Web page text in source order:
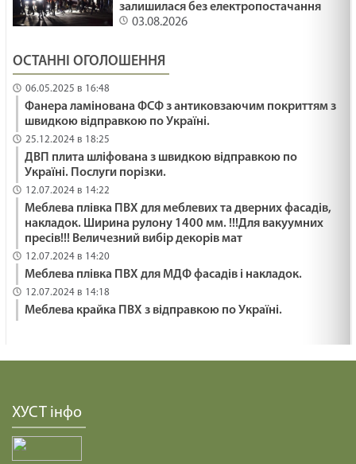
залишилася без електропостачання
03.08.2026
ОСТАННІ ОГОЛОШЕННЯ
06.05.2025 в 16:48
Фанера ламінована ФСФ з антиковзаючим покриттям з
швидкою відправкою по Україні.
25.12.2024 в 18:25
ДВП плита шліфована з швидкою відправкою по
Україні. Послуги порізки.
12.07.2024 в 14:22
Меблева плівка ПВХ для меблевих та дверних фасадів,
накладок. Ширина рулону 1400 мм. !!!Для вакуумних
пресів!!! Величезний вибір декорів мат
12.07.2024 в 14:20
Меблева плівка ПВХ для МДФ фасадів і накладок.
12.07.2024 в 14:18
Меблева крайка ПВХ з відправкою по Україні.
ХУСТ інфо